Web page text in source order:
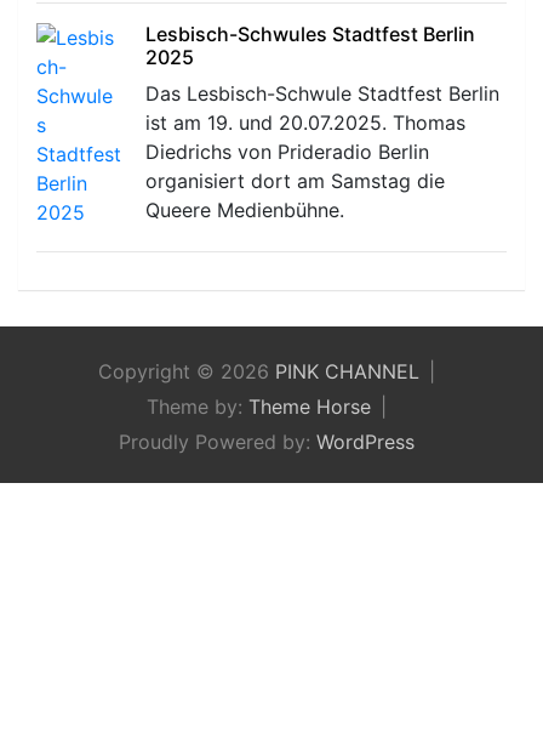
Lesbisch-Schwules Stadtfest Berlin
2025
Das Lesbisch-Schwule Stadtfest Berlin
ist am 19. und 20.07.2025. Thomas
Diedrichs von Prideradio Berlin
organisiert dort am Samstag die
Queere Medienbühne.
Copyright © 2026 PINK CHANNEL
Theme by: Theme Horse
Proudly Powered by: WordPress